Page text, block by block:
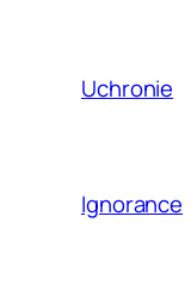
Uchronie
Ignorance